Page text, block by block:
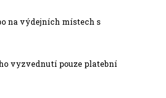
na výdejních místech s
vyzvednutí pouze platební